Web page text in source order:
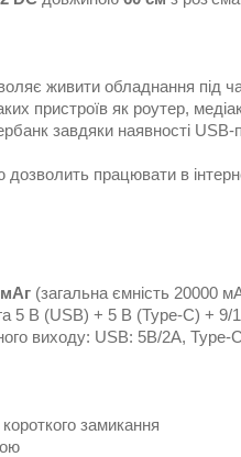
живити обладнання під
пристроїв як роутер,
завдяки наявності USB-
працювати в
(загальна ємність 20000
5 В (USB) + 5 В (Type-C) + 9/
виходу: USB: 5В/2А, Type-
замикання